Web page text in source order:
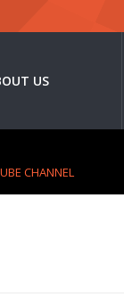
US
CHANNEL